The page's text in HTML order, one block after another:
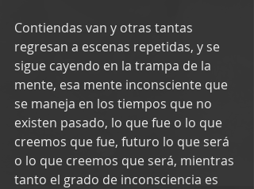
Contiendas van y otras tantas
regresan a escenas repetidas, y se
sigue cayendo en la trampa de la
mente, esa mente inconsciente que
se maneja en los tiempos que no
existen pasado, lo que fue o lo que
creemos que fue, futuro lo que será
o lo que creemos que será, mientras
tanto el grado de inconsciencia es